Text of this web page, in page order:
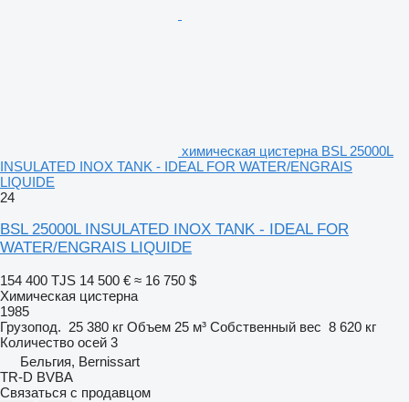
химическая цистерна BSL 25000L
INSULATED INOX TANK - IDEAL FOR WATER/ENGRAIS
LIQUIDE
24
BSL 25000L INSULATED INOX TANK - IDEAL FOR
WATER/ENGRAIS LIQUIDE
154 400 TJS 14 500 € ≈ 16 750 $
Химическая цистерна
1985
Грузопод. 25 380 кг Объем 25 м³ Собственный вес 8 620 кг
Количество осей 3
Бельгия, Bernissart
TR-D BVBA
Связаться с продавцом